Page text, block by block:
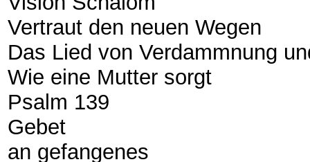
Vertraut den neuen Wegen
Das Lied von Verdammnung
Wie eine Mutter sorgt
Psalm 139
Gebet
an gefangenes